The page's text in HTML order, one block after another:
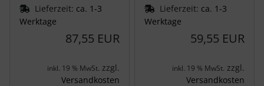
Lieferzeit: ca. 1-3
Werktage
87,55 EUR
inkl. 19 % MwSt. zzgl.
Versandkosten
Lieferzeit: ca. 1-3
Werktage
59,55 EUR
inkl. 19 % MwSt. zzgl.
Versandkosten